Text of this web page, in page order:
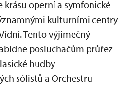
krásu operní a symfonické
kulturními centry
Tento výjimečný
posluchačům průřez
hudby
sólistů a Orchestru